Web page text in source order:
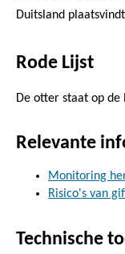
Duitsland
Rode Lijst
De otter staat op de
Relevante
Monitoring
Risico's van
Technische